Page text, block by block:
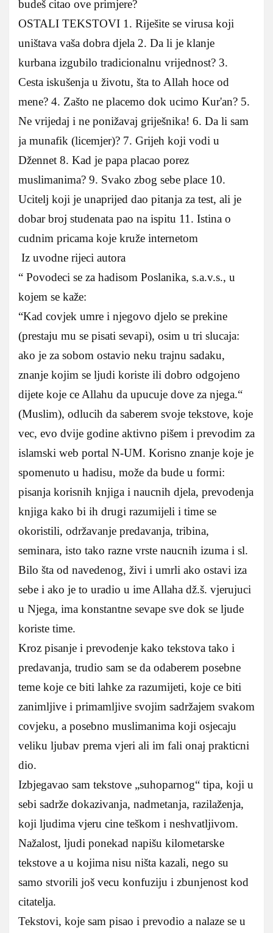
budeš citao ove primjere?
OSTALI TEKSTOVI 1. Riješite se virusa koji
uništava vaša dobra djela 2. Da li je klanje
kurbana izgubilo tradicionalnu vrijednost? 3.
Cesta iskušenja u životu, šta to Allah hoce od
mene? 4. Zašto ne placemo dok ucimo Kur'an? 5.
Ne vrijedaj i ne ponižavaj griješnika! 6. Da li sam
ja munafik (licemjer)? 7. Grijeh koji vodi u
Džennet 8. Kad je papa placao porez
muslimanima? 9. Svako zbog sebe place 10.
Ucitelj koji je unaprijed dao pitanja za test, ali je
dobar broj studenata pao na ispitu 11. Istina o
cudnim pricama koje kruže internetom
Iz uvodne rijeci autora
“ Povodeci se za hadisom Poslanika, s.a.v.s., u
kojem se kaže:
“Kad covjek umre i njegovo djelo se prekine
(prestaju mu se pisati sevapi), osim u tri slucaja:
ako je za sobom ostavio neku trajnu sadaku,
znanje kojim se ljudi koriste ili dobro odgojeno
dijete koje ce Allahu da upucuje dove za njega.“
(Muslim), odlucih da saberem svoje tekstove, koje
vec, evo dvije godine aktivno pišem i prevodim za
islamski web portal N-UM. Korisno znanje koje je
spomenuto u hadisu, može da bude u formi:
pisanja korisnih knjiga i naucnih djela, prevodenja
knjiga kako bi ih drugi razumijeli i time se
okoristili, održavanje predavanja, tribina,
seminara, isto tako razne vrste naucnih izuma i sl.
Bilo šta od navedenog, živi i umrli ako ostavi iza
sebe i ako je to uradio u ime Allaha dž.š. vjerujuci
u Njega, ima konstantne sevape sve dok se ljude
koriste time.
Kroz pisanje i prevodenje kako tekstova tako i
predavanja, trudio sam se da odaberem posebne
teme koje ce biti lahke za razumijeti, koje ce biti
zanimljive i primamljive svojim sadržajem svakom
covjeku, a posebno muslimanima koji osjecaju
veliku ljubav prema vjeri ali im fali onaj prakticni
dio.
Izbjegavao sam tekstove „suhoparnog“ tipa, koji u
sebi sadrže dokazivanja, nadmetanja, razilaženja,
koji ljudima vjeru cine teškom i neshvatljivom.
Nažalost, ljudi ponekad napišu kilometarske
tekstove a u kojima nisu ništa kazali, nego su
samo stvorili još vecu konfuziju i zbunjenost kod
citatelja.
Tekstovi, koje sam pisao i prevodio a nalaze se u